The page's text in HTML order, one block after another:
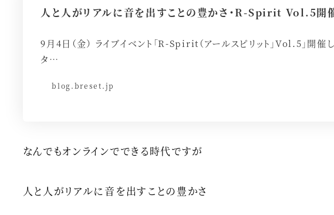
人と人がリアルに音を出すことの豊かさ・R-Spirit Vol.5開催
9月4日（金） ライブイベント「R-Spirit（アールスピリット」Vol.5」開催
タ…
blog.breset.jp
なんでもオンラインでできる時代ですが
人と人がリアルに音を出すことの豊かさ